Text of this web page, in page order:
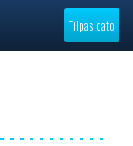
Tilpas dato